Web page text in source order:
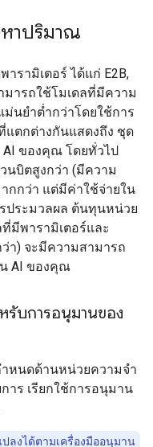
หาปริมาณ
ารามิเตอร์ ได้แก่ E2B,
มารถใช้โมเดลที่มีความ
นยำต่ำกว่าโดยใช้การ
ตกต่างกันแสดงถึง ชุด
ของคุณ โดยทั่วไป
นบิตสูงกว่า (มีความ
กกว่า แต่มีค่าใช้จ่ายใน
ประมวลผล ต้นทุนหน่วย
มีพารามิเตอร์และ
า) จะมีความสามารถ
AI ของคุณ
รับการอนุมานของ
ำหนดด้านหน่วยความจำ
าร เรียกใช้การอนุมาน
ลงได้ตามเครื่องมืออนุมาน